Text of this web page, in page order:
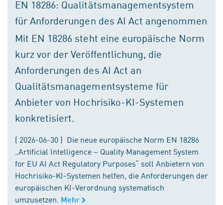
EN 18286: Qualitätsmanagementsystem
für Anforderungen des AI Act angenommen
Mit EN 18286 steht eine europäische Norm
kurz vor der Veröffentlichung, die
Anforderungen des AI Act an
Qualitätsmanagementsysteme für
Anbieter von Hochrisiko-KI-Systemen
konkretisiert.
( 2026-06-30 ) Die neue europäische Norm EN 18286
„Artificial Intelligence – Quality Management System
for EU AI Act Regulatory Purposes“ soll Anbietern von
Hochrisiko-KI-Systemen helfen, die Anforderungen der
europäischen KI-Verordnung systematisch
umzusetzen. Mehr